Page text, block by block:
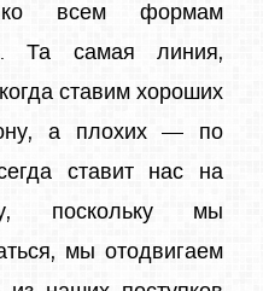
ко всем формам
Та самая линия,
ставим хороших
а плохих — по
ставит нас на
поскольку мы
мы отодвигаем